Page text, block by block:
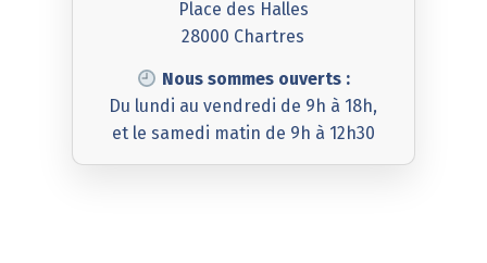
Place des Halles
28000 Chartres
Nous sommes ouverts :
Du lundi au vendredi de 9h à 18h,
et le samedi matin de 9h à 12h30